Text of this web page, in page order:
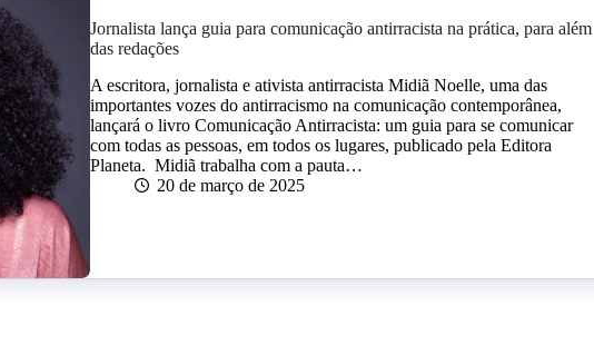
Jornalista lança guia para comunicação antirracista na prática, para além
das redações
A escritora, jornalista e ativista antirracista Midiã Noelle, uma das
importantes vozes do antirracismo na comunicação contemporânea,
lançará o livro Comunicação Antirracista: um guia para se comunicar
com todas as pessoas, em todos os lugares, publicado pela Editora
Planeta. Midiã trabalha com a pauta…
20 de março de 2025